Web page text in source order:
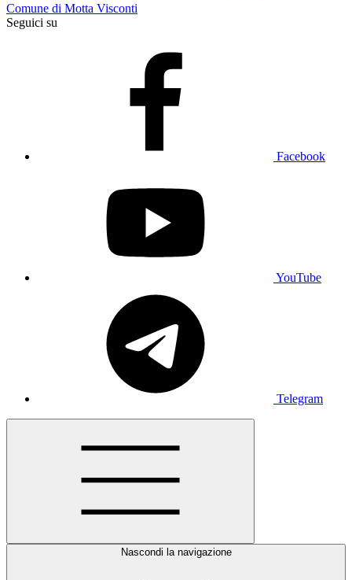
Comune di Motta Visconti
Seguici su
Facebook
YouTube
Telegram
Nascondi la navigazione